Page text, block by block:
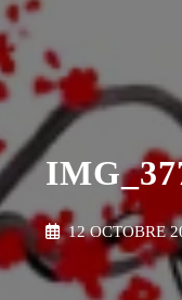
12 OCTOBRE